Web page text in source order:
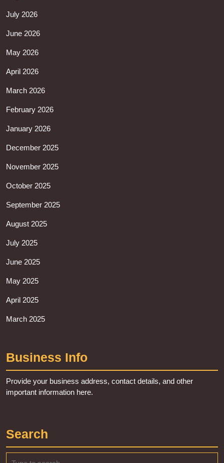
July 2026
June 2026
May 2026
April 2026
March 2026
February 2026
January 2026
December 2025
November 2025
October 2025
September 2025
August 2025
July 2025
June 2025
May 2025
April 2025
March 2025
Business Info
Provide your business address, contact details, and other
important information here.
Search